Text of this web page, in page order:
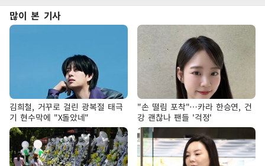
많이 본 기사
김희철, 거꾸로 걸린 광복절 태극
기 현수막에 "X돌았네"
"손 떨림 포착"…카라 한승연, 건
강 괜찮나 팬들 '걱정'